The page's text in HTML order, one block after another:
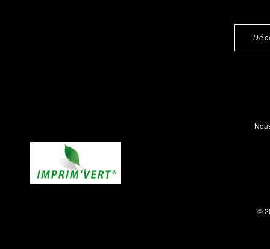
©